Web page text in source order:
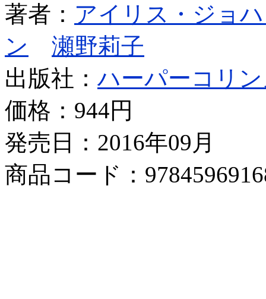
著者： アイリス・ジョ
ン
瀬野莉子
出版社：ハーパーコリ
価格： 944円
発売日：2016年09月
商品コード：